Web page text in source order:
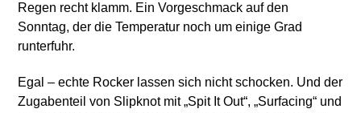
Regen recht klamm. Ein Vorgeschmack auf den
Sonntag, der die Temperatur noch um einige Grad
runterfuhr.
Egal – echte Rocker lassen sich nicht schocken. Und der
Zugabenteil von Slipknot mit „Spit It Out“, „Surfacing“ und